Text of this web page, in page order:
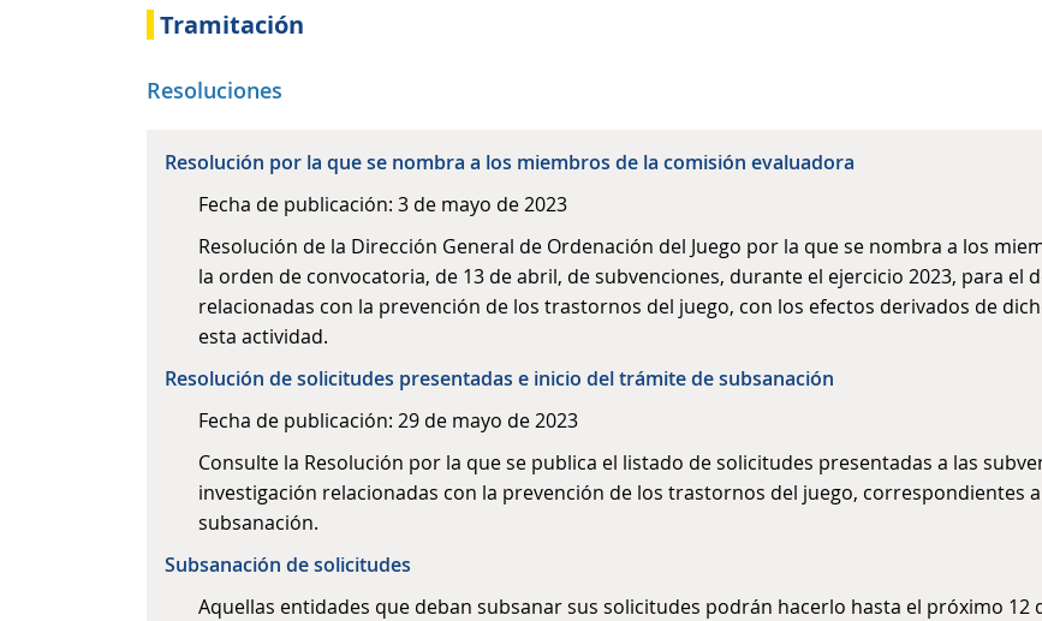
Tramitación
Resoluciones
Resolución por la que se nombra a los miembros de la comisión evaluadora
Fecha de publicación: 3 de mayo de 2023
Resolución de la Dirección General de Ordenación del Juego por la que se nombra a los
la orden de convocatoria, de 13 de abril, de subvenciones, durante el ejercicio 2023, para el
relacionadas con la prevención de los trastornos del juego, con los efectos derivados de
esta actividad.
Resolución de solicitudes presentadas e inicio del trámite de subsanación
Fecha de publicación: 29 de mayo de 2023
Consulte la Resolución por la que se publica el listado de solicitudes presentadas a las
investigación relacionadas con la prevención de los trastornos del juego, correspondientes
subsanación.
Subsanación de solicitudes
Aquellas entidades que deban subsanar sus solicitudes podrán hacerlo hasta el próximo 12